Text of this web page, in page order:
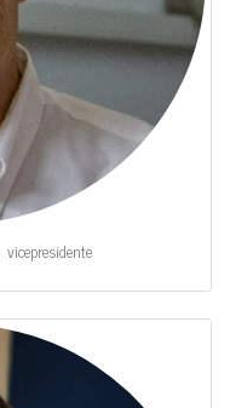
vice­pre­si­den­te